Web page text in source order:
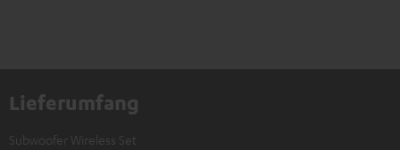
Lieferumfang
Subwoofer Wireless Set